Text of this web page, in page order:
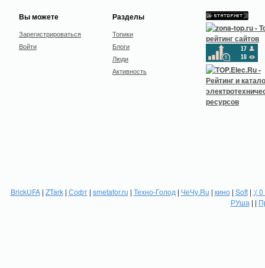
Вы можете
Зарегистрироваться
Войти
Разделы
Топики
Блоги
Люди
Активность
BrickUFA| ZTark| Софт| smetafor.ru | Техно-Голод | ЧеЧу.Ru | кино| Soft| :(
РУша | |